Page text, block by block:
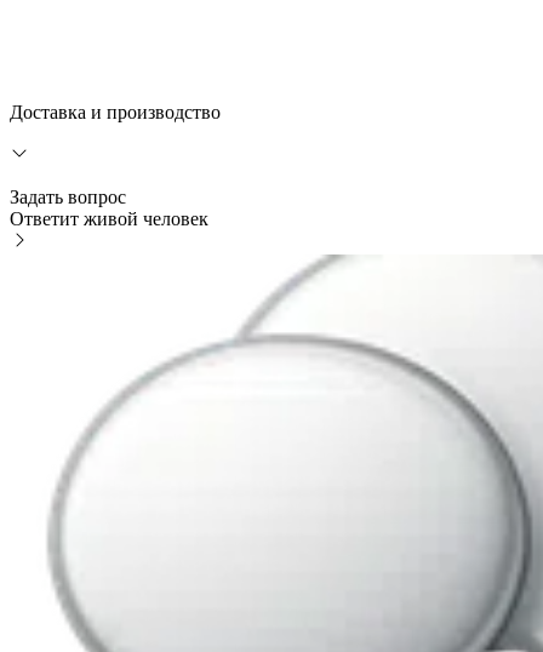
Доставка и производство
Задать вопрос
Ответит живой человек